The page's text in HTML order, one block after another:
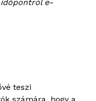
időpontról e-
teszi